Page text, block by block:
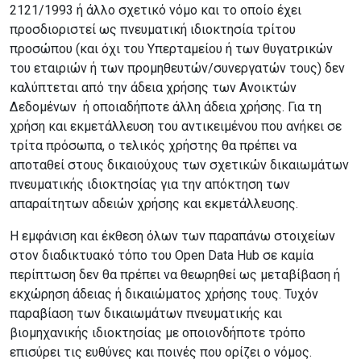
2121/1993 ή άλλο σχετικό νόμο και το οποίο έχει
προσδιοριστεί ως πνευματική ιδιοκτησία τρίτου
προσώπου (και όχι του Υπερταμείου ή των θυγατρικών
του εταιριών ή των προμηθευτών/συνεργατών τους) δεν
καλύπτεται από την άδεια χρήσης των Ανοικτών
Δεδομένων ή οποιαδήποτε άλλη άδεια χρήσης. Για τη
χρήση και εκμετάλλευση του αντικειμένου που ανήκει σε
τρίτα πρόσωπα, ο τελικός χρήστης θα πρέπει να
αποταθεί στους δικαιούχους των σχετικών δικαιωμάτων
πνευματικής ιδιοκτησίας για την απόκτηση των
απαραίτητων αδειών χρήσης και εκμετάλλευσης.
Η εμφάνιση και έκθεση όλων των παραπάνω στοιχείων
στον διαδικτυακό τόπο του Open Data Hub σε καμία
περίπτωση δεν θα πρέπει να θεωρηθεί ως μεταβίβαση ή
εκχώρηση άδειας ή δικαιώματος χρήσης τους. Τυχόν
παραβίαση των δικαιωμάτων πνευματικής και
βιομηχανικής ιδιοκτησίας με οποιονδήποτε τρόπο
επισύρει τις ευθύνες και ποινές που ορίζει ο νόμος.